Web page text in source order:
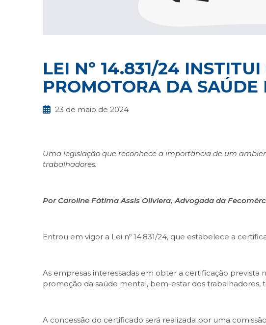
LEI Nº 14.831/24
PROMOTORA DA SAÚDE
23 de maio de 2024
Uma legislação que reconhece a importância de um
trabalhadores.
Por Caroline Fátima Assis Oliviera, Advogada da
Entrou em vigor a Lei nº 14.831/24, que estabelece a
As empresas interessadas em obter a certificação
promoção da saúde mental, bem-estar dos trabalhadores,
A concessão do certificado será realizada por uma